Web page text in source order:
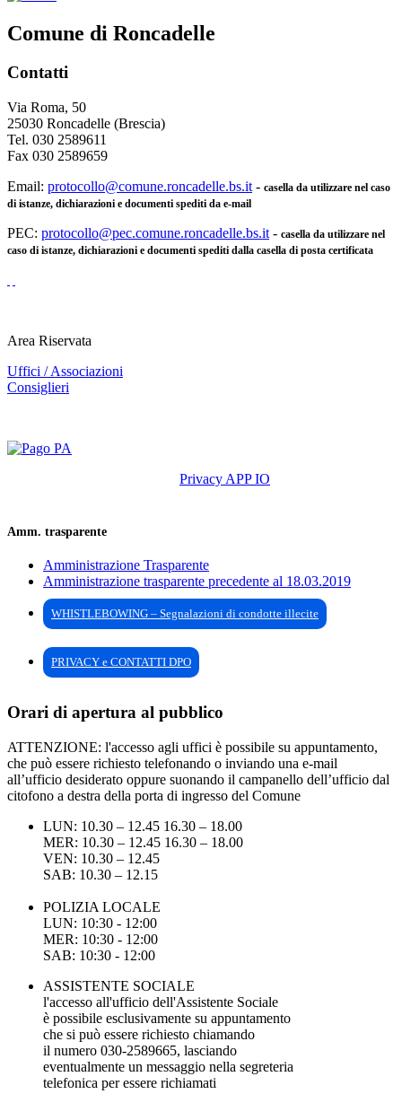
Comune di Roncadelle
Contatti
Via Roma, 50
25030 Roncadelle (Brescia)
Tel. 030 2589611
Fax 030 2589659
Email: protocollo@comune.roncadelle.bs.it - casella da utilizzare nel caso
di istanze, dichiarazioni e documenti spediti da e-mail
PEC: protocollo@pec.comune.roncadelle.bs.it - casella da utilizzare nel
caso di istanze, dichiarazioni e documenti spediti dalla casella di posta certificata
Area Riservata
Uffici / Associazioni
Consiglieri
Privacy APP IO
Amm. trasparente
Amministrazione Trasparente
Amministrazione trasparente precedente al 18.03.2019
WHISTLEBOWING – Segnalazioni di condotte illecite
PRIVACY e CONTATTI DPO
Orari di apertura al pubblico
ATTENZIONE: l'accesso agli uffici è possibile su appuntamento,
che può essere richiesto telefonando o inviando una e-mail
all’ufficio desiderato oppure suonando il campanello dell’ufficio dal
citofono a destra della porta di ingresso del Comune
LUN: 10.30 – 12.45 16.30 – 18.00
MER: 10.30 – 12.45 16.30 – 18.00
VEN: 10.30 – 12.45
SAB: 10.30 – 12.15
POLIZIA LOCALE
LUN: 10:30 - 12:00
MER: 10:30 - 12:00
SAB: 10:30 - 12:00
ASSISTENTE SOCIALE
l'accesso all'ufficio dell'Assistente Sociale
è possibile esclusivamente su appuntamento
che si può essere richiesto chiamando
il numero 030-2589665, lasciando
eventualmente un messaggio nella segreteria
telefonica per essere richiamati